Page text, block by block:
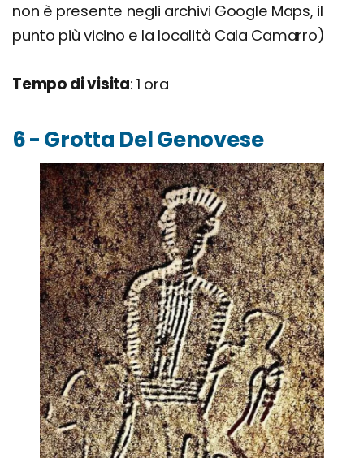
non è presente negli archivi Google Maps, il
punto più vicino e la località Cala Camarro)
Tempo di visita: 1 ora
6 - Grotta Del Genovese